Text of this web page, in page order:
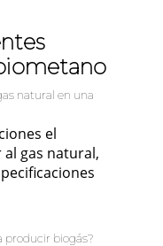
natural en una
el
gas natural,
producir biogás?